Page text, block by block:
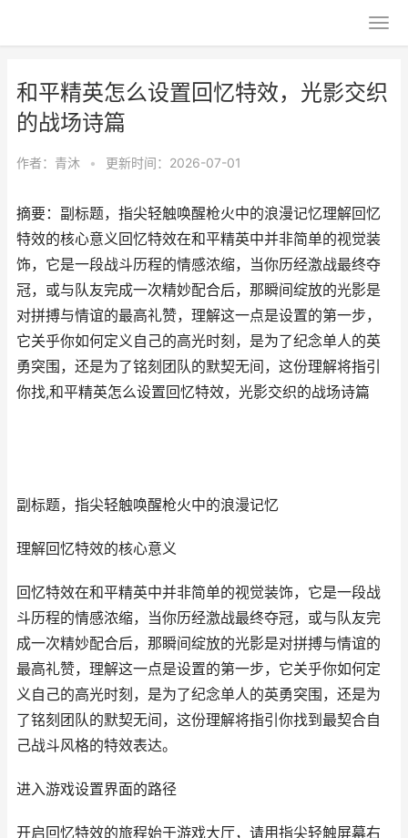
和平精英怎么设置回忆特效，光影交织
的战场诗篇
作者： 青沐 • 更新时间：2026-07-01
摘要：副标题，指尖轻触唤醒枪火中的浪漫记忆理解回忆
特效的核心意义回忆特效在和平精英中并非简单的视觉装
饰，它是一段战斗历程的情感浓缩，当你历经激战最终夺
冠，或与队友完成一次精妙配合后，那瞬间绽放的光影是
对拼搏与情谊的最高礼赞，理解这一点是设置的第一步，
它关乎你如何定义自己的高光时刻，是为了纪念单人的英
勇突围，还是为了铭刻团队的默契无间，这份理解将指引
你找,和平精英怎么设置回忆特效，光影交织的战场诗篇
副标题，指尖轻触唤醒枪火中的浪漫记忆
理解回忆特效的核心意义
回忆特效在和平精英中并非简单的视觉装饰，它是一段战
斗历程的情感浓缩，当你历经激战最终夺冠，或与队友完
成一次精妙配合后，那瞬间绽放的光影是对拼搏与情谊的
最高礼赞，理解这一点是设置的第一步，它关乎你如何定
义自己的高光时刻，是为了纪念单人的英勇突围，还是为
了铭刻团队的默契无间，这份理解将指引你找到最契合自
己战斗风格的特效表达。
进入游戏设置界面的路径
开启回忆特效的旅程始于游戏大厅，请用指尖轻触屏幕右